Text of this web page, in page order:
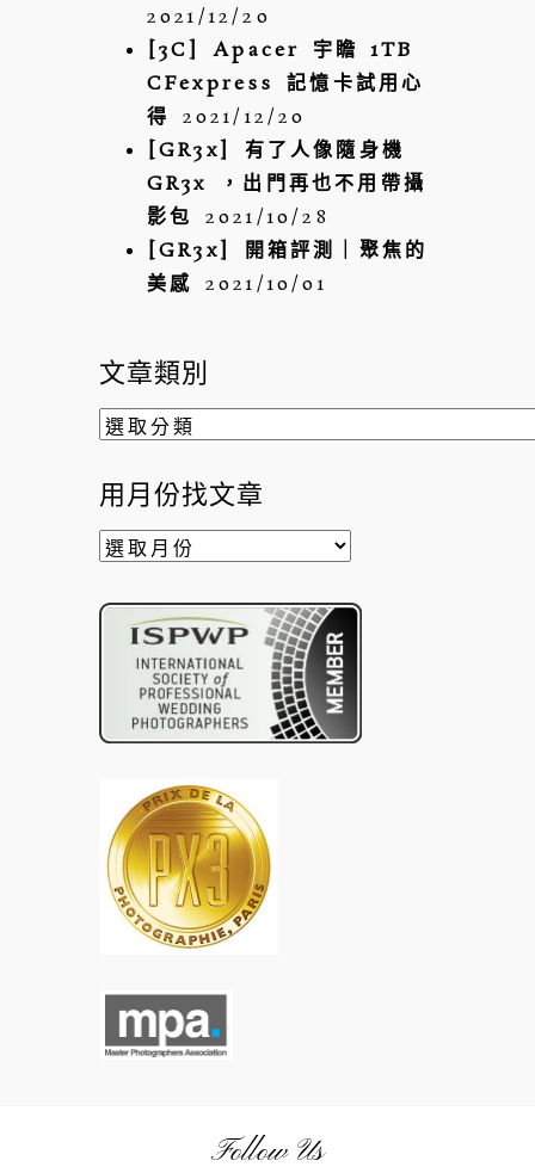
2021/12/20
[3C] Apacer 宇瞻 1TB
CFexpress 記憶卡試用心
得
2021/12/20
[GR3x] 有了人像隨身機
GR3x ，出門再也不用帶攝
影包
2021/10/28
[GR3x] 開箱評測｜聚焦的
美感 2021/10/01
文章類別
文
類
別
用月份找文章
用
份
Follow Us